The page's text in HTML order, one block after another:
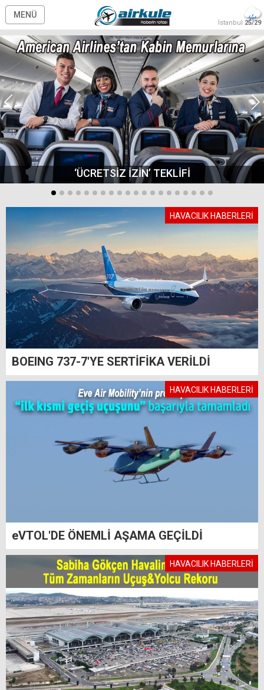
MENÜ
İstanbul 25/29
‘ÜCRETSİZ İZİN’ TEKLİFİ
HAVACILIK HABERLERİ
BOEING 737-7'YE SERTİFİKA VERİLDİ
HAVACILIK HABERLERİ
eVTOL'DE ÖNEMLİ AŞAMA GEÇİLDİ
HAVACILIK HABERLERİ